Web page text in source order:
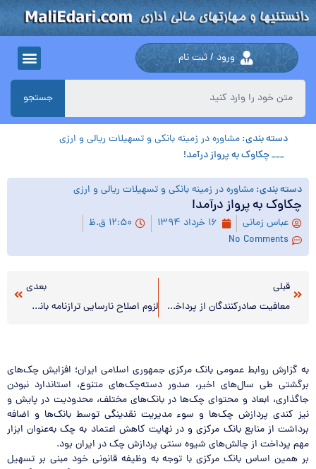
ورود / ثبت نام
جستجو
دسته بندی:مشاوره در زمینه بانکی و تسهیلات ریالی و ارزی
___ چکاوک به پرواز درآمد!
دسته بندی:مشاوره در زمینه بانکی و تسهیلات ریالی و ارزی
چکاوک به پرواز درآمد!
عباس زمانی ۱۶ خرداد ۱۳۹۴
۱۲:۵۰ ق.ظ
No Comments
قبلی
معافیت صادرکنندگان از پرداخت مالیات/ پرداخت و تقسیط مالیات از طریق سامانه الکترونیکی
بعدی
لزوم اصلاح نارسایی ترازنامه بانک‌ها
به گزارش روابط عمومی بانک مرکزی جمهوری اسلامی ایران؛ افزایش چک‌های
برگشتی طی سال‌های اخیر، صدور دسته‌چک‌های متنوع، استاندارد نبودن
جاگذاری، ابعاد و محتوای چک‌ها در بانک‌های مختلف، محدودیت در پایش و
نیز کندی پردازش چک‌ها و سوء مدیریت نقدینگی توسط بانک‌ها و اضافه
برداشت از منابع بانک مرکزی و در نهایت کاهش اعتماد به چک به‌عنوان ابزار
مهم پرداخت از چالش‌های شیوه سنتی پردازش چک در ایران بود.
بر همین اساس بانک مرکزی با توجه به وظیفه قانونی خود مبنی بر تسهیل